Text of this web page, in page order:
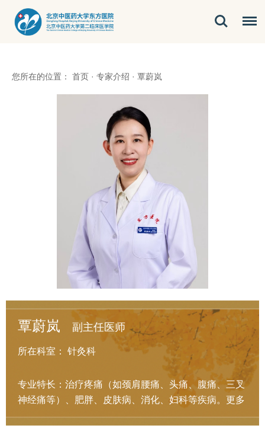
您所在的位置： 首页 · 专家介绍 · 覃蔚岚
覃蔚岚 副主任医师
所在科室： 针灸科
专业特长：治疗疼痛（如颈肩腰痛、头痛、腹痛、三叉
神经痛等）、肥胖、皮肤病、消化、妇科等疾病。 更多